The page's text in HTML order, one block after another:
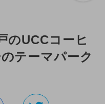
のUCCコーヒ
テーマパーク